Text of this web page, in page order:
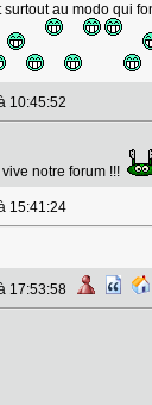
surtout au modo qui
10:45:52
notre forum !!!
15:41:24
17:53:58